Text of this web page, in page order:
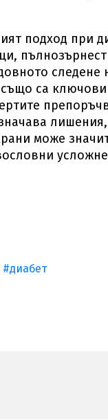
подход при
следене
са
може
#диабет